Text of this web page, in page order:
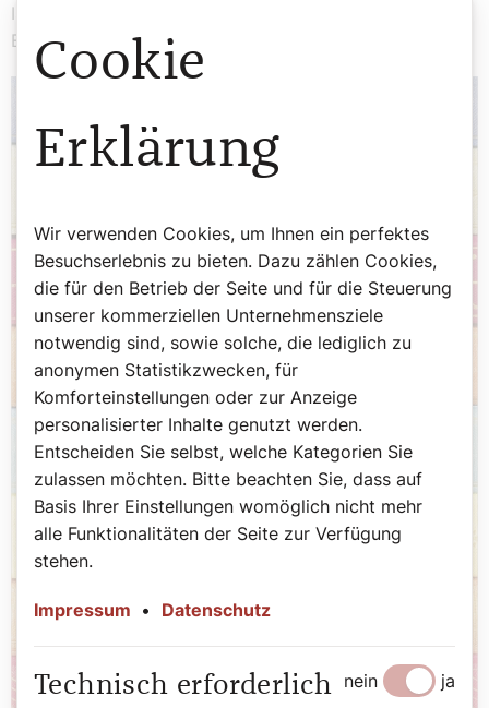
ISBN:978-3-451-39268-9,
EUR 24,70
Cookie
Erklärung
Wir verwenden Cookies, um Ihnen ein perfektes
Besuchserlebnis zu bieten. Dazu zählen Cookies,
die für den Betrieb der Seite und für die Steuerung
unserer kommerziellen Unternehmensziele
notwendig sind, sowie solche, die lediglich zu
anonymen Statistikzwecken, für
Komforteinstellungen oder zur Anzeige
personalisierter Inhalte genutzt werden.
Entscheiden Sie selbst, welche Kategorien Sie
zulassen möchten. Bitte beachten Sie, dass auf
Basis Ihrer Einstellungen womöglich nicht mehr
alle Funktionalitäten der Seite zur Verfügung
stehen.
Impressum • Datenschutz
Technisch erforderlich nein ja